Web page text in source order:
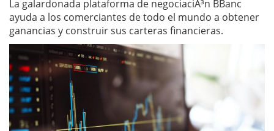
La galardonada plataforma de negociaciÃ³n BBanc
ayuda a los comerciantes de todo el mundo a obtener
ganancias y construir sus carteras financieras.